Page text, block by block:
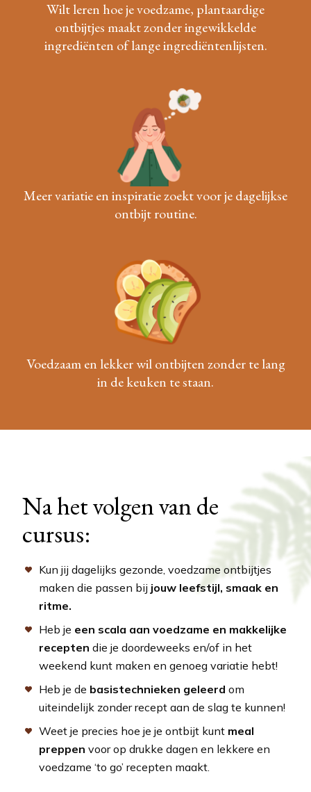
Wilt leren hoe je voedzame, plantaardige
ontbijtjes maakt zonder ingewikkelde
ingrediënten of lange ingrediëntenlijsten.
Meer variatie en inspiratie zoekt voor je dagelijkse
ontbijt routine.
Voedzaam en lekker wil ontbijten zonder te lang
in de keuken te staan.
Na het volgen van de
cursus:
Kun jij dagelijks gezonde, voedzame ontbijtjes
maken die passen bij jouw leefstijl, smaak en
ritme.
Heb je een scala aan voedzame en makkelijke
recepten die je doordeweeks en/of in het
weekend kunt maken en genoeg variatie hebt!
Heb je de basistechnieken geleerd om
uiteindelijk zonder recept aan de slag te kunnen!
Weet je precies hoe je je ontbijt kunt meal
preppen voor op drukke dagen en lekkere en
voedzame ‘to go’ recepten maakt.